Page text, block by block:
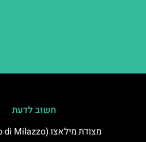
חשוב לדעת
מצודת מילאצו (Castello di Milazzo)